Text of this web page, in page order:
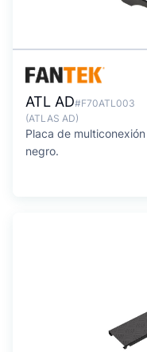
ATL AD#F70ATL003
(ATLAS AD)
Placa de
negro.